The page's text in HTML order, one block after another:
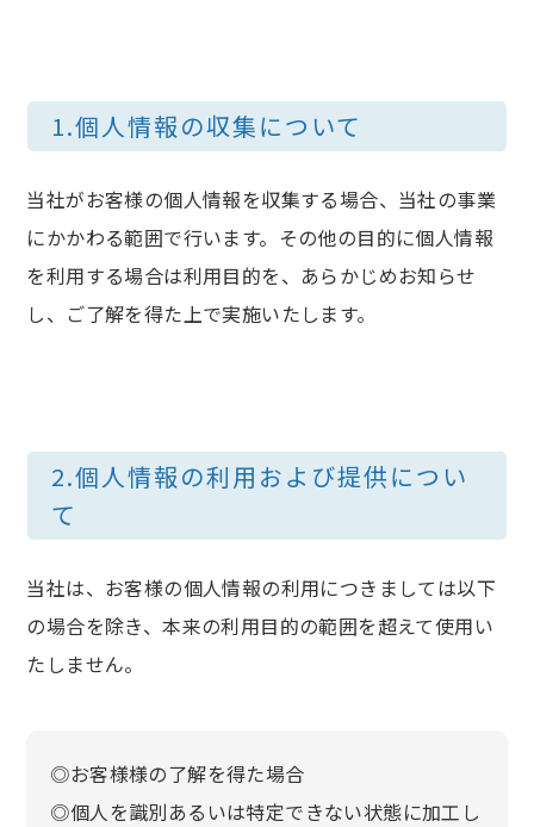
1.個人情報の収集について
当社がお客様の個人情報を収集する場合、当社の事業
にかかわる範囲で行います。その他の目的に個人情報
を利用する場合は利用目的を、あらかじめお知らせ
し、ご了解を得た上で実施いたします。
2.個人情報の利用および提供につい
て
当社は、お客様の個人情報の利用につきましては以下
の場合を除き、本来の利用目的の範囲を超えて使用い
たしません。
◎お客様様の了解を得た場合
◎個人を識別あるいは特定できない状態に加工し